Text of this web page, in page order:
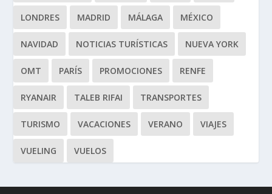
LONDRES MADRID MÁLAGA MÉXICO
NAVIDAD NOTICIAS TURÍSTICAS NUEVA YORK
OMT PARÍS PROMOCIONES RENFE
RYANAIR TALEB RIFAI TRANSPORTES
TURISMO VACACIONES VERANO VIAJES
VUELING VUELOS